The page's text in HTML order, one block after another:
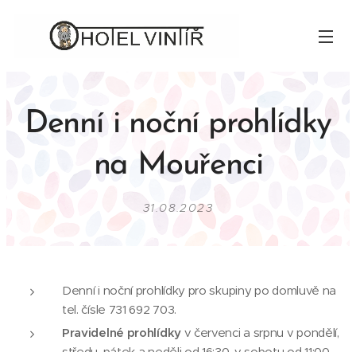
Denní i noční prohlídky
na Mouřenci
31.08.2023
Denní i noční prohlídky pro skupiny po domluvě na
tel. čísle 731 692 703.
Pravidelné prohlídkyv červenci a srpnu v pondělí,